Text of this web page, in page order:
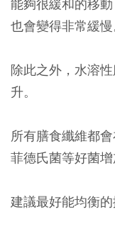
能夠很緩和的移
也會變得非常緩慢
除此之外，水溶
升。
所有膳食纖維都
菲德氏菌等好菌增
建議最好能均衡